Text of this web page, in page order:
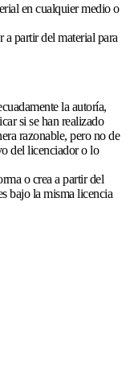
en cualquier medio o
partir del material para
la autoría,
si se han realizado
razonable, pero no de
del licenciador o lo
o crea a partir del
bajo la misma licencia